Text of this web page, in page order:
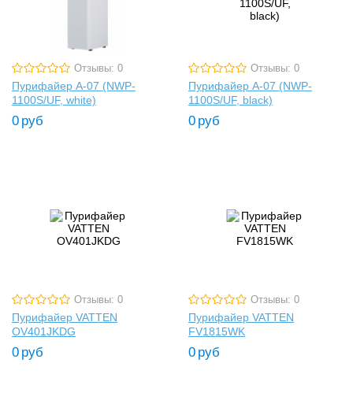
Отзывы: 0
Пурифайер A-07 (NWP-
1100S/UF, white)
0 руб
Отзывы: 0
Пурифайер A-07 (NWP-
1100S/UF, black)
0 руб
Отзывы: 0
Пурифайер VATTEN
OV401JKDG
0 руб
Отзывы: 0
Пурифайер VATTEN
FV1815WK
0 руб